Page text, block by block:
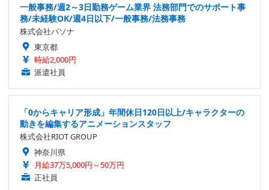
一般事務/週2～3日勤務ゲーム業界 法務部門でのサポート事
務/未経験OK/週4日以下/一般事務/法務事務
株式会社パソナ
東京都
時給2,000円
派遣社員
「0からキャリア形成」年間休日120日以上/キャラクターの
動きを編集するアニメーションスタッフ
株式会社RIOT GROUP
神奈川県
月給37万5,000円～50万円
正社員